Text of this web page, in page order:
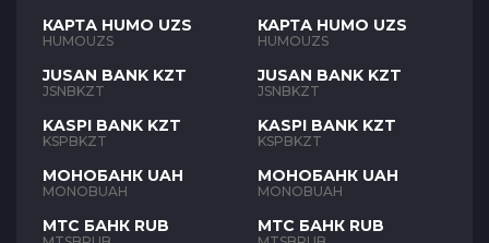
КАРТА HUMO UZS
HUMOUZS
JUSAN BANK KZT
JSNBKZT
KASPI BANK KZT
KSPBKZT
МОНОБАНК UAH
MONOBUAH
МТС БАНК RUB
КАРТА HUMO UZS
HUMOUZS
JUSAN BANK KZT
JSNBKZT
KASPI BANK KZT
KSPBKZT
МОНОБАНК UAH
MONOBUAH
МТС БАНК RUB